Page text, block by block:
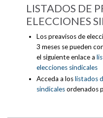
LISTADOS DE
ELECCIONES
Los preavisos de
3 meses se pueden
el siguiente enlace a
elecciones sindicales
Acceda a loslistados
sindicalesordenados